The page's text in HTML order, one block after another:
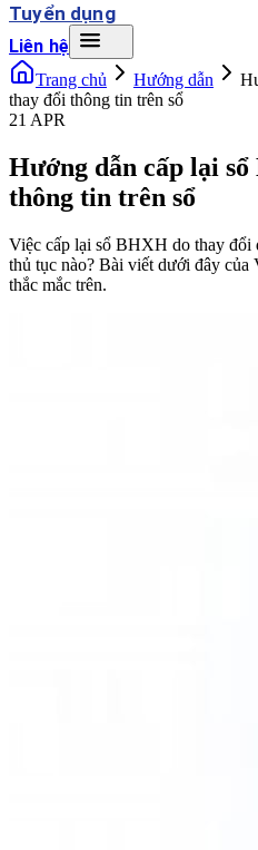
Tuyển dụng
Liên hệ
Trang chủ Hướng dẫn
thay đổi thông tin trên sổ
21 APR
Hướng dẫn cấp lại
thông tin trên sổ
Việc cấp lại sổ BHXH do thay đổi
thủ tục nào? Bài viết dưới đây
thắc mắc trên.